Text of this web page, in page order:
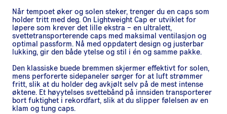
Når tempoet øker og solen steker, trenger du en caps som
holder tritt med deg. On Lightweight Cap er utviklet for
løpere som krever det lille ekstra – en ultralett,
svettetransporterende caps med maksimal ventilasjon og
optimal passform. Nå med oppdatert design og justerbar
lukking, gir den både ytelse og stil i én og samme pakke.
Den klassiske buede bremmen skjermer effektivt for solen,
mens perforerte sidepaneler sørger for at luft strømmer
fritt, slik at du holder deg avkjølt selv på de mest intense
øktene. Et høyytelses svettebånd på innsiden transporterer
bort fuktighet i rekordfart, slik at du slipper følelsen av en
klam og tung caps.